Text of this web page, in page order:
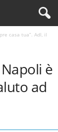
casa tua”. Adl, il
è
ad